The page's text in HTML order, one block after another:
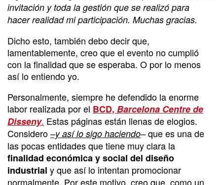
invitación y toda la gestión que se realizó para
hacer realidad mi participación. Muchas gracias.
Dicho esto, también debo decir que,
lamentablemente, creo que el evento no cumplió
con la finalidad que se esperaba. O por lo menos
así lo entiendo yo.
Personalmente, siempre he defendido la enorme
labor realizada por el BCD, Barcelona Centre de
Disseny. Estas páginas están llenas de elogios.
Considero –y así lo sigo haciendo–que es una de
las pocas entidades que tiene muy clara la
finalidad económica y social del diseño
industrial y que así lo intentan promocionar
normalmente. Por este motivo, creo que, como un